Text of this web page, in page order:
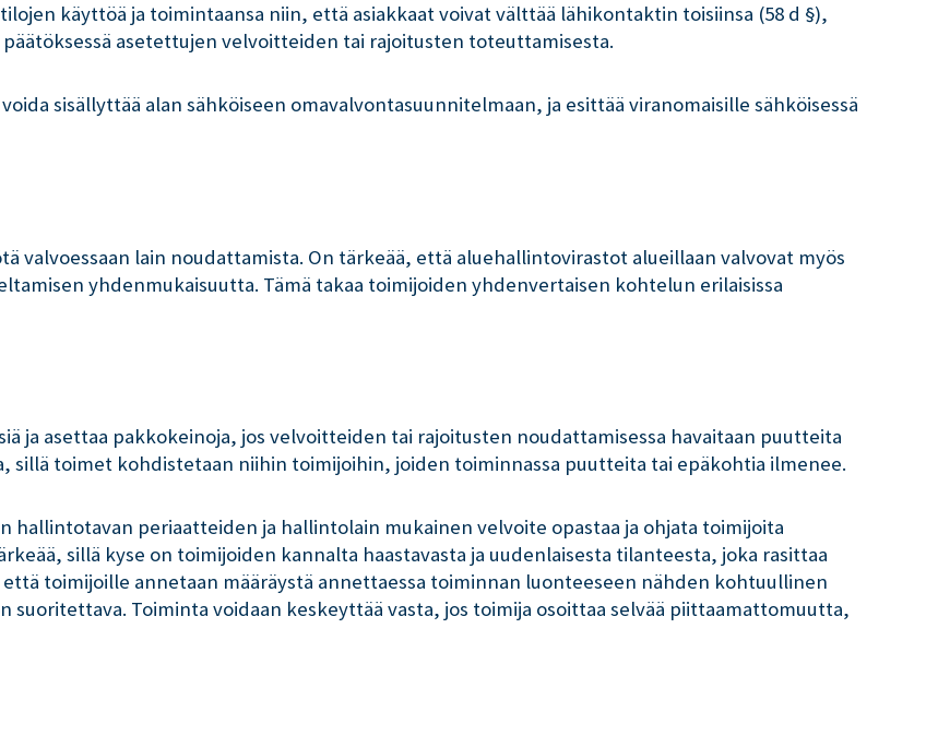
käyttöä ja toimintaansa niin, että asiakkaat voivat välttää lähikontaktin toisiinsa (58 d §),
asetettujen velvoitteiden tai rajoitusten toteuttamisesta.
sisällyttää alan sähköiseen omavalvontasuunnitelmaan, ja esittää viranomaisille sähköisessä
valvoessaan lain noudattamista. On tärkeää, että aluehallintovirastot alueillaan valvovat myös
yhdenmukaisuutta. Tämä takaa toimijoiden yhdenvertaisen kohtelun erilaisissa
ja asettaa pakkokeinoja, jos velvoitteiden tai rajoitusten noudattamisessa havaitaan puutteita
sillä toimet kohdistetaan niihin toimijoihin, joiden toiminnassa puutteita tai epäkohtia ilmenee.
hallintotavan periaatteiden ja hallintolain mukainen velvoite opastaa ja ohjata toimijoita
sillä kyse on toimijoiden kannalta haastavasta ja uudenlaisesta tilanteesta, joka rasittaa
toimijoille annetaan määräystä annettaessa toiminnan luonteeseen nähden kohtuullinen
suoritettava. Toiminta voidaan keskeyttää vasta, jos toimija osoittaa selvää piittaamattomuutta,